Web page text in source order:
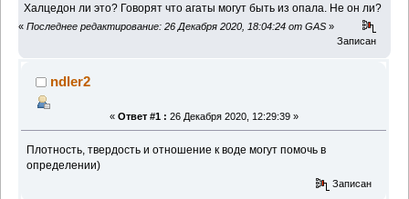
Халцедон ли это? Говорят что агаты могут быть из опала. Не он ли?
« Последнее редактирование: 26 Декабря 2020, 18:04:24 от GAS »
Записан
ndler2
« Ответ #1 : 26 Декабря 2020, 12:29:39 »
Плотность, твердость и отношение к воде могут помочь в
определении)
Записан